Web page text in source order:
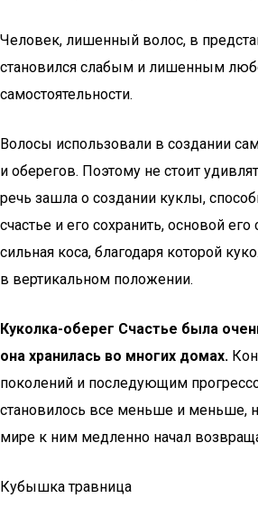
Человек, лишенный волос, в
становился слабым и лишенным
самостоятельности.
Волосы использовали в создании
и оберегов. Поэтому не стоит
речь зашла о создании куклы,
счастье и его сохранить, основой его
сильная коса, благодаря которой
в вертикальном положении.
Куколка-оберег Счастье была
она хранилась во многих домах.
поколений и последующим
становилось все меньше и меньше,
мире к ним медленно начал
Кубышка травница